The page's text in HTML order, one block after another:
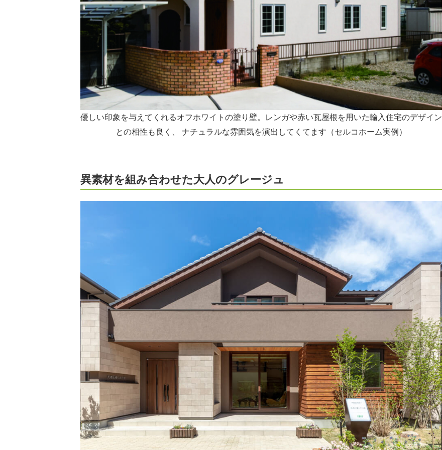
優しい印象を与えてくれるオフホワイトの塗り壁。レンガや赤い瓦屋根を用いた輸入住宅のデザイン
との相性も良く、 ナチュラルな雰囲気を演出してくてます（セルコホーム実例）
異素材を組み合わせた大人のグレージュ